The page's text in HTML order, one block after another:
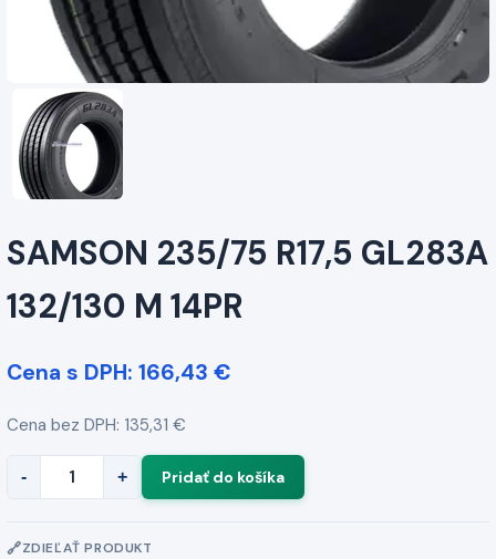
SAMSON 235/75 R17,5 GL283A
132/130 M 14PR
Cena s DPH: 166,43 €
Cena bez DPH: 135,31 €
- +
ZDIEĽAŤ PRODUKT